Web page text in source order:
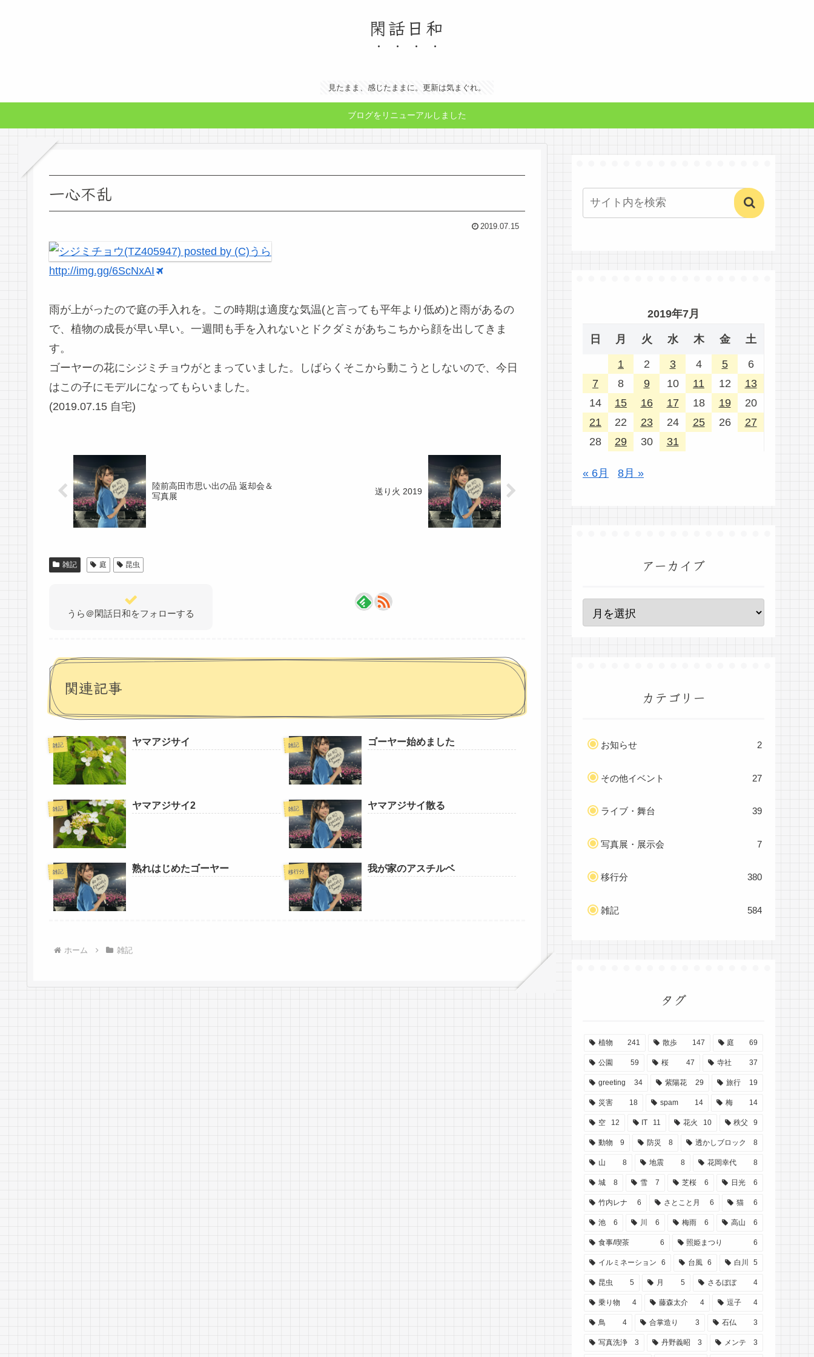
閑話日和
見たまま、感じたままに。更新は気まぐれ。
ブログをリニューアルしました
一心不乱
2019.07.15
http://img.gg/6ScNxAI
雨が上がったので庭の手入れを。この時期は適度な気温(と言っても平年より低め)と雨があるの
で、植物の成長が早い早い。一週間も手を入れないとドクダミがあちこちから顔を出してきま
す。
ゴーヤーの花にシジミチョウがとまっていました。しばらくそこから動こうとしないので、今日
はこの子にモデルになってもらいました。
(2019.07.15 自宅)
陸前高田市思い出の品 返却会＆
写真展
送り火 2019
雑記 庭 昆虫
うら＠閑話日和をフォローする
関連記事
雑記 ヤマアジサイ 雑記 ゴーヤー始めました
雑記 ヤマアジサイ2 雑記 ヤマアジサイ散る
雑記 熟れはじめたゴーヤー 移行分 我が家のアスチルベ
ホーム 雑記
2019年7月
日 月 火 水 木 金 土
1 2 3 4 5
6
7
8 9 10 11 12
13
14
15 16 17 18 19
20
21
22 23 24 25 26
27
28
29 30 31
« 6月 8月 »
アーカイブ
カテゴリー
お知らせ 2
その他イベント 27
ライブ・舞台 39
写真展・展示会 7
移行分 380
雑記 584
タグ
植物 241 散歩 147 庭 69
公園 59 桜 47 寺社 37
greeting 34 紫陽花 29 旅行 19
災害 18 spam 14 梅 14
空 12 IT 11 花火 10 秩父 9
動物 9 防災 8 透かしブロック 8
山 8 地震 8 花岡幸代 8
城 8 雪 7 芝桜 6 日光 6
竹内レナ 6 さとこと月 6 猫 6
池 6 川 6 梅雨 6 高山 6
食事/喫茶 6 照姫まつり 6
イルミネーション 6 台風 6 白川 5
昆虫 5 月 5 さるぼぼ 4
乗り物 4 藤森太介 4 逗子 4
鳥 4 合掌造り 3 石仏 3
写真洗浄 3 丹野義昭 3 メンテ 3